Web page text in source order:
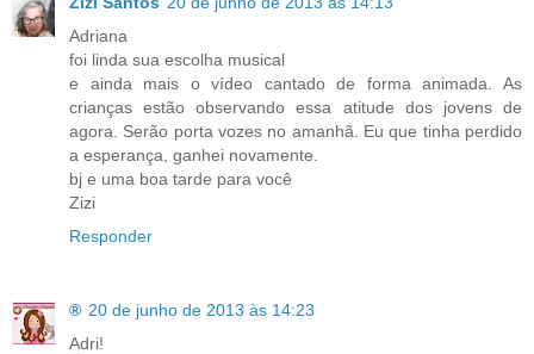
Adriana
foi linda sua escolha musical
e ainda mais o vídeo cantado de forma animada. As
crianças estão observando essa atitude dos jovens de
agora. Serão porta vozes no amanhã. Eu que tinha perdido
a esperança, ganhei novamente.
bj e uma boa tarde para você
Zizi
Responder
® 20 de junho de 2013 às 14:23
Adri!